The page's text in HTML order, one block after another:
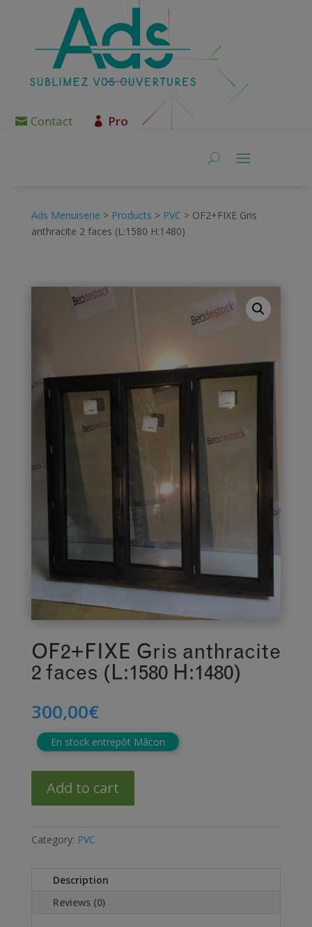
Contact Pro
Ads Menuiserie > Products > PVC > OF2+FIXE Gris
anthracite 2 faces (L:1580 H:1480)
OF2+FIXE Gris anthracite
2 faces (L:1580 H:1480)
300,00€
En stock entrepôt Mâcon
Add to cart
Category: PVC
Description
Reviews (0)